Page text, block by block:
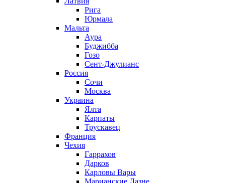
Рига
Юрмала
Мальта
Аура
Буджибба
Гозо
Сент-Джулианс
Россия
Сочи
Москва
Украина
Ялта
Карпаты
Трускавец
Франция
Чехия
Гаррахов
Дарков
Карловы Вары
Марианские Лазне